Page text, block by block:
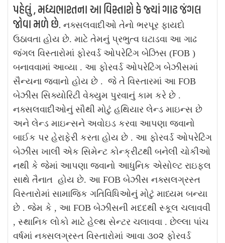
પહેલું , મધ્યભારતના આ વિસ્તારો કે જ્યાં ગાઢ જંગલ
જોવા મળે છે. નક્સલવાદીઓ તેનો ભરપૂર ફાયદો
ઉઠાવતા હોય છે. માટે તેમનું પ્રભુત્વ ઘટાડવા આ ગાઢ
જંગલ વિસ્તારોમાં ફોરવર્ડ ઓપરેટિંગ બેઝિસ (FOB )
બનાવવામાં આવ્યા . આ ફોરવર્ડ ઓપરેટિંગ બેઝીસમાં
સૈન્યના જવાનો હોય છે . જે તે વિસ્તારમાં આ FOB
બેઝીસ સિક્યોરિટી વેક્યુમ પુરવાનું કામ કરે છે .
નક્સલવાદીઓનું સૌથી મોટું હથિયાર લેન્ડ માઇન્સ છે
અને લેન્ડ માઇન્સને અવોઇડ કરવા આપણા જવાનો
બાઈક પર હેરાફેરી કરતા હોય છે . આ ફોરવર્ડ ઓપરેટિંગ
બેઝીસ ખાલી એક સિમેન્ટ કોન્ક્રીટથી બનેલી ચોકીઓ
નથી કે જેમાં આપણા જવાનો આધુનિક એસોલ્ટ રાઇફલ
સાથે તૈનાત હોય છે. આ FOB બેઝીસ નક્સલગ્રસ્ત
વિસ્તારોમાં સામાજિક ગતિવિધિઓનું મોટું માધ્યમ બન્યા
છે . જેમ કે , આ FOB બેઝીસની મદદથી સ્કૂલ ચલાવવી
, સ્થાનિક લોકો માટે હેલ્થ સેન્ટર ચલાવવા . છેલ્લા પાંચ
વર્ષમાં નક્સલગ્રસ્ત વિસ્તારોમાં આવા ૩૦૨ ફોરવર્ડ